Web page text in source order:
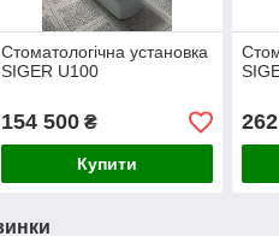
Стоматологічна установка
SIGER U100
154 500₴
Купити